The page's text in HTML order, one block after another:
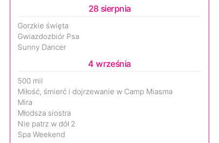
28 sierpnia
Gorzkie święta
Gwiazdozbiór Psa
Sunny Dancer
4 września
500 mil
Miłość, śmierć i dojrzewanie w Camp Miasma
Mira
Młodsza siostra
Nie patrz w dół 2
Spa Weekend